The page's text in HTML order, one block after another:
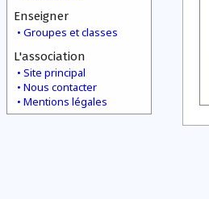
Enseigner
Groupes et classes
L'association
Site principal
Nous contacter
Mentions légales